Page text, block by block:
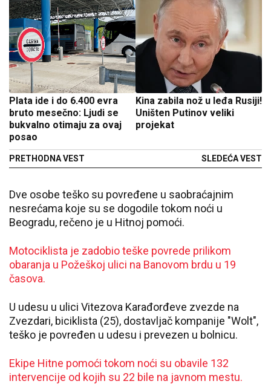
Plata ide i do 6.400 evra
bruto mesečno: Ljudi se
bukvalno otimaju za ovaj
posao
PRETHODNA VEST
Kina zabila nož u leđa Rusiji!
Uništen Putinov veliki
projekat
SLEDEĆA VEST
Dve osobe teško su povređene u saobraćajnim
nesrećama koje su se dogodile tokom noći u
Beogradu, rečeno je u Hitnoj pomoći.
Motociklista je zadobio teške povrede prilikom
obaranja u Požeškoj ulici na Banovom brdu u 19
časova.
U udesu u ulici Vitezova Karađorđeve zvezde na
Zvezdari, biciklista (25), dostavljač kompanije "Wolt",
teško je povređen u udesu i prevezen u bolnicu.
Ekipe Hitne pomoći tokom noći su obavile 132
intervencije od kojih su 22 bile na javnom mestu.